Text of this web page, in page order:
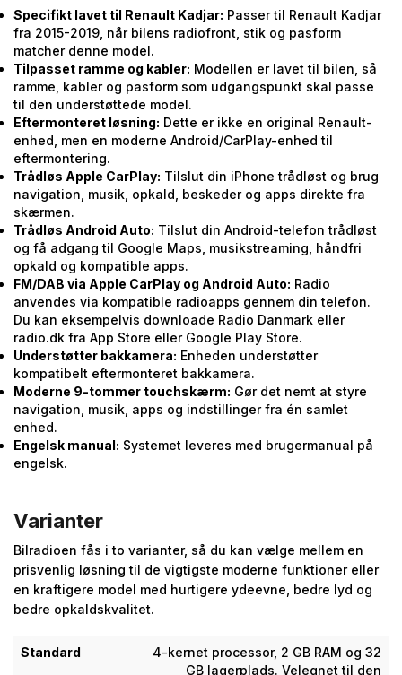
Specifikt lavet til Renault Kadjar: Passer til Renault Kadjar
fra 2015-2019, når bilens radiofront, stik og pasform
matcher denne model.
Tilpasset ramme og kabler: Modellen er lavet til bilen, så
ramme, kabler og pasform som udgangspunkt skal passe
til den understøttede model.
Eftermonteret løsning: Dette er ikke en original Renault-
enhed, men en moderne Android/CarPlay-enhed til
eftermontering.
Trådløs Apple CarPlay: Tilslut din iPhone trådløst og brug
navigation, musik, opkald, beskeder og apps direkte fra
skærmen.
Trådløs Android Auto: Tilslut din Android-telefon trådløst
og få adgang til Google Maps, musikstreaming, håndfri
opkald og kompatible apps.
FM/DAB via Apple CarPlay og Android Auto: Radio
anvendes via kompatible radioapps gennem din telefon.
Du kan eksempelvis downloade Radio Danmark eller
radio.dk fra App Store eller Google Play Store.
Understøtter bakkamera: Enheden understøtter
kompatibelt eftermonteret bakkamera.
Moderne 9-tommer touchskærm: Gør det nemt at styre
navigation, musik, apps og indstillinger fra én samlet
enhed.
Engelsk manual: Systemet leveres med brugermanual på
engelsk.
Varianter
Bilradioen fås i to varianter, så du kan vælge mellem en
prisvenlig løsning til de vigtigste moderne funktioner eller
en kraftigere model med hurtigere ydeevne, bedre lyd og
bedre opkaldskvalitet.
Standard
4-kernet processor, 2 GB RAM og 32
GB lagerplads. Velegnet til den